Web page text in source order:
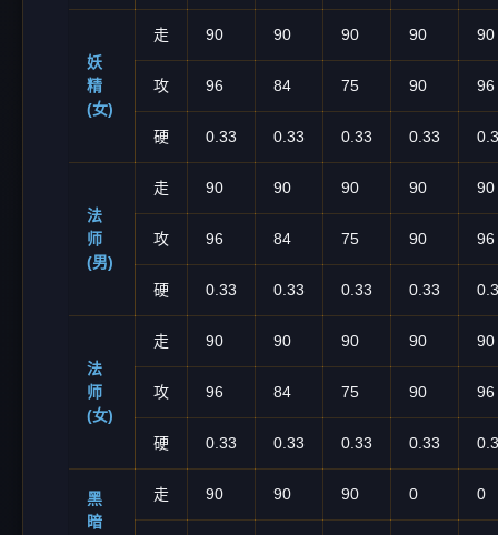
妖
精
(女)
走 90 90 90 90 90
攻 96 84 75 90 96
硬 0.33 0.33 0.33 0.33
法
师
(男)
走 90 90 90 90 90
攻 96 84 75 90 96
硬 0.33 0.33 0.33 0.33
法
师
(女)
走 90 90 90 90 90
攻 96 84 75 90 96
硬 0.33 0.33 0.33 0.33
黑
暗
走 90 90 90 0 0